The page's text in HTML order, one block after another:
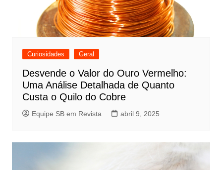
Curiosidades Geral
Desvende o Valor do Ouro Vermelho:
Uma Análise Detalhada de Quanto
Custa o Quilo do Cobre
Equipe SB em Revista abril 9, 2025